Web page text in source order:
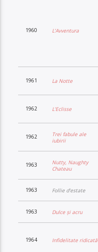
1960 L’Avventura
1961 La Notte
1962 L’Eclisse
1962
Trei fabule ale
iubirii
1963
Nutty, Naughty
Chateau
1963 Follie d’estate
1963 Dulce și acru
1964 Infidelitate ridicată